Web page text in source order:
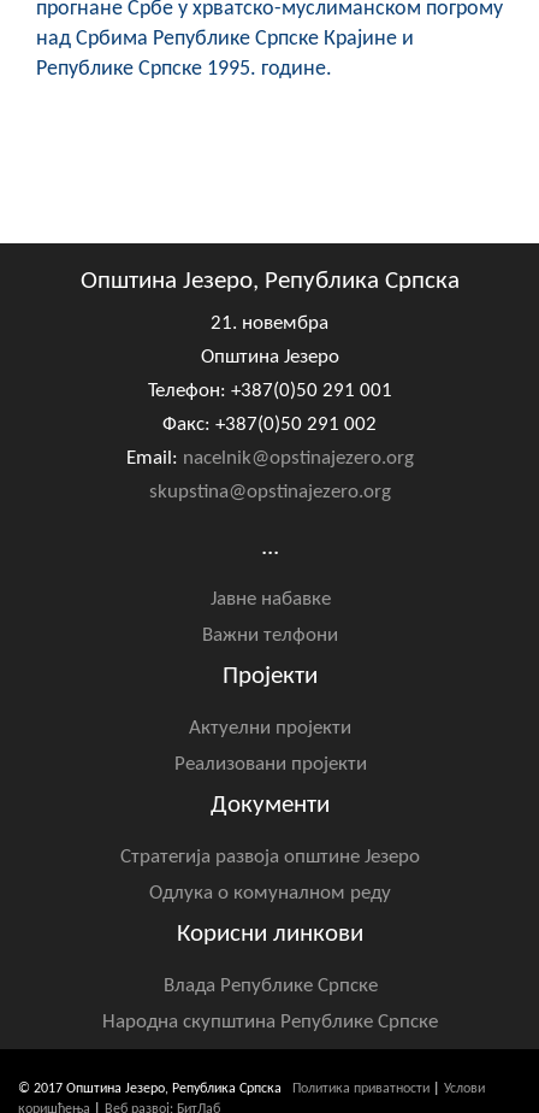
прогнане Србе у хрватско-муслиманском погрому
над Србима Републике Српске Крајине и
Републике Српске 1995. године.
Општина Језеро, Република Српска
21. новембра
Општина Језеро
Телефон: +387(0)50 291 001
Факс: +387(0)50 291 002
Email: nacelnik@opstinajezero.org
skupstina@opstinajezero.org
...
Јавне набавке
Важни телфони
Пројекти
Актуелни пројекти
Реализовани пројекти
Документи
Стратегија развоја општине Језеро
Одлука о комуналном реду
Корисни линкови
Влада Републике Српске
Народна скупштина Републике Српске
© 2017 Општина Језеро, Република Српска Политика приватности
Услови
коришћења
Веб развој: БитЛаб